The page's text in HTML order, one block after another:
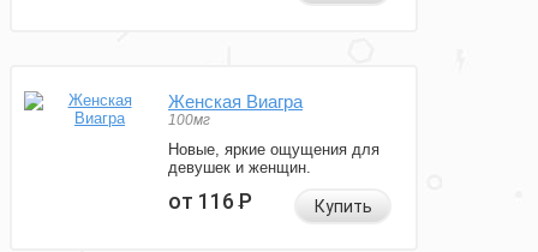
Женская Виагра
100мг
Новые, яркие ощущения для
девушек и женщин.
от 116Р Купить